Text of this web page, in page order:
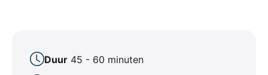
Duur 45 - 60 minuten